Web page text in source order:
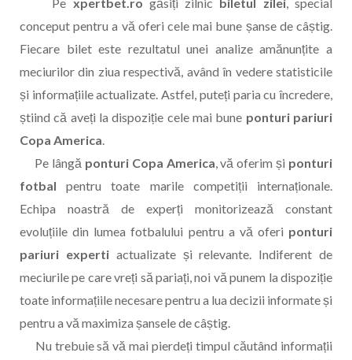
Pe xpertbet.ro găsiți zilnic biletul zilei, special
conceput pentru a vă oferi cele mai bune șanse de câștig.
Fiecare bilet este rezultatul unei analize amănunțite a
meciurilor din ziua respectivă, având în vedere statisticile
și informațiile actualizate. Astfel, puteți paria cu încredere,
știind că aveți la dispoziție cele mai bune ponturi pariuri
Copa America.
Pe lângă ponturi Copa America, vă oferim și ponturi
fotbal pentru toate marile competiții internaționale.
Echipa noastră de experți monitorizează constant
evoluțiile din lumea fotbalului pentru a vă oferi ponturi
pariuri expertiactualizate și relevante. Indiferent de
meciurile pe care vreți să pariați, noi vă punem la dispoziție
toate informațiile necesare pentru a lua decizii informate și
pentru a vă maximiza șansele de câștig.
Nu trebuie să vă mai pierdeți timpul căutând informații